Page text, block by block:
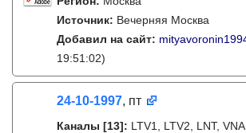
Источник: Вечерняя Москва
Добавил на сайт:
19:51:02)
24-10-1997, пт
Каналы [13]: LTV1, LTV2, LNT,